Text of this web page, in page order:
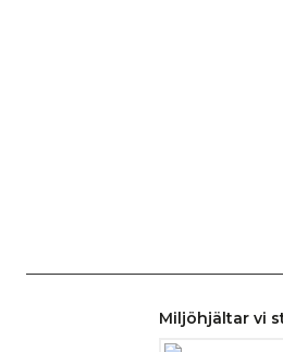
Miljöhjältar vi